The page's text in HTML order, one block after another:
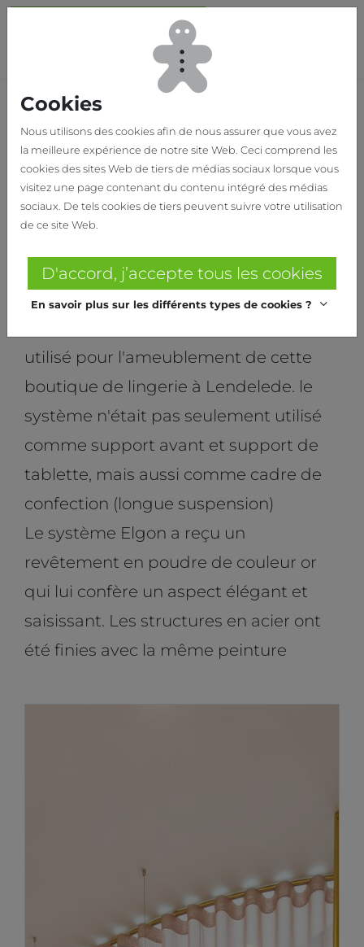
Home Nos réalisations LINGERIE OH LA LA
LINGERIE OH LA LA
Lingerie Oh La La à Lendelede
Mulier
utilisé pour l'ameublement de cette
boutique de lingerie à Lendelede. le
système n'était pas seulement utilisé
comme support avant et support de
tablette, mais aussi comme cadre de
confection (longue suspension)
Le système Elgon a reçu un
revêtement en poudre de couleur or
qui lui confère un aspect élégant et
saisissant. Les structures en acier ont
été finies avec la même peinture
Cookies
Nous utilisons des cookies afin de nous assurer que vous avez
la meilleure expérience de notre site Web. Ceci comprend les
cookies des sites Web de tiers de médias sociaux lorsque vous
visitez une page contenant du contenu intégré des médias
sociaux. De tels cookies de tiers peuvent suivre votre utilisation
de ce site Web.
D'accord, j’accepte tous les cookies
En savoir plus sur les différents types de cookies ?